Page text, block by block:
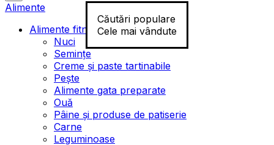
Căutări populare
Cele mai vândute
Alimente
Alimente fitness
Nuci
Semințe
Creme și paste tartinabile
Pește
Alimente gata preparate
Ouă
Pâine și produse de patiserie
Carne
Leguminoase